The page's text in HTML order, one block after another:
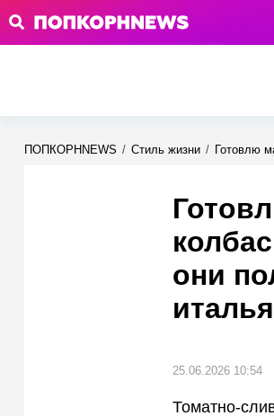
ПОПКОРНNEWS / Стиль жизни / Готовлю
они
25.06.2026 10:54
Томатно-